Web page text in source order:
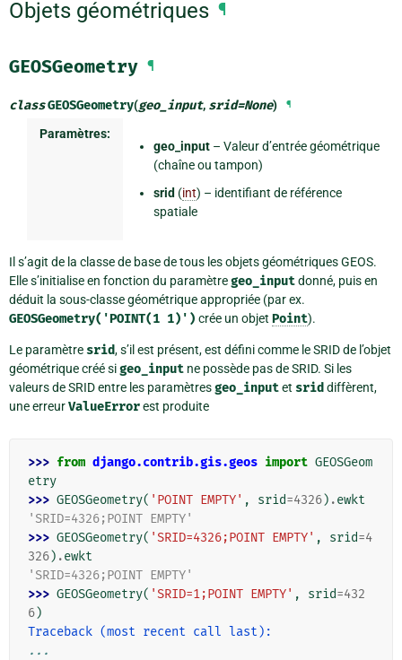
Objets géométriques ¶
GEOSGeometry ¶
classGEOSGeometry(geo_input, srid=None) ¶
Paramètres:
geo_input– Valeur d’entrée géométrique
(chaîne ou tampon)
srid (int) – identifiant de référence
spatiale
Il s’agit de la classe de base de tous les objets géométriques GEOS.
Elle s’initialise en fonction du paramètregeo_inputdonné, puis en
déduit la sous-classe géométrique appropriée (par ex.
GEOSGeometry('POINT(1 1)') crée un objet Point).
Le paramètre srid, s’il est présent, est défini comme le SRID de l’objet
géométrique créé sigeo_input ne possède pas de SRID. Si les
valeurs de SRID entre les paramètresgeo_inputet srid diffèrent,
une erreurValueErrorest produite
>>> from django.contrib.gis.geos import GEOSGeom
etry
>>> GEOSGeometry( 'POINT EMPTY' , srid=4326) .ewkt
'SRID=4326;POINT EMPTY'
>>> GEOSGeometry( 'SRID=4326;POINT EMPTY' , srid=4
326) .ewkt
'SRID=4326;POINT EMPTY'
>>> GEOSGeometry( 'SRID=1;POINT EMPTY' , srid=432
6)
Traceback (most recent call last):
...